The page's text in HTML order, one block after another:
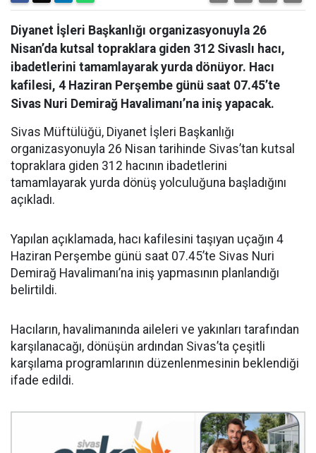
Diyanet İşleri Başkanlığı organizasyonuyla 26
Nisan’da kutsal topraklara giden 312 Sivaslı hacı,
ibadetlerini tamamlayarak yurda dönüyor. Hacı
kafilesi, 4 Haziran Perşembe günü saat 07.45’te
Sivas Nuri Demirağ Havalimanı’na iniş yapacak.
Sivas Müftülüğü, Diyanet İşleri Başkanlığı
organizasyonuyla 26 Nisan tarihinde Sivas’tan kutsal
topraklara giden 312 hacının ibadetlerini
tamamlayarak yurda dönüş yolculuğuna başladığını
açıkladı.
Yapılan açıklamada, hacı kafilesini taşıyan uçağın 4
Haziran Perşembe günü saat 07.45’te Sivas Nuri
Demirağ Havalimanı’na iniş yapmasının planlandığı
belirtildi.
Hacıların, havalimanında aileleri ve yakınları tarafından
karşılanacağı, dönüşün ardından Sivas’ta çeşitli
karşılama programlarının düzenlenmesinin beklendiği
ifade edildi.